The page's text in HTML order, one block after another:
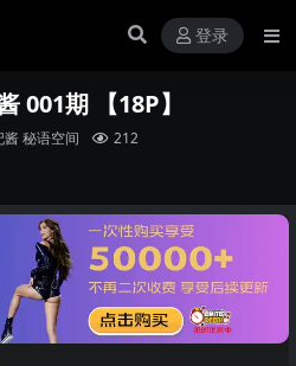
登录
001期 【18P】
酱 秘语空间 212